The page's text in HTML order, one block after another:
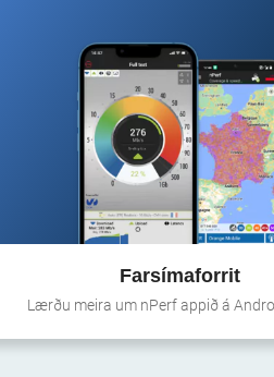
Farsímaforrit
Lærðu meira um nPerf appið á